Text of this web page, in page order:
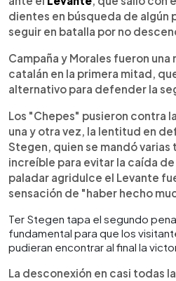
dientes en búsqueda de algún
seguir en batalla por no
Campaña y Morales fueron
catalán en la primera mitad,
alternativo para defender la
Los "Chepes" pusieron contra
una y otra vez, la lentitud en
Stegen, quien se mandó varias
increíble para evitar la caída
paladar agridulce el Levante
sensación de "haber hecho
Ter Stegen tapa el segundo
fundamental para que los
pudieran encontrar al final la
La desconexión en casi todas